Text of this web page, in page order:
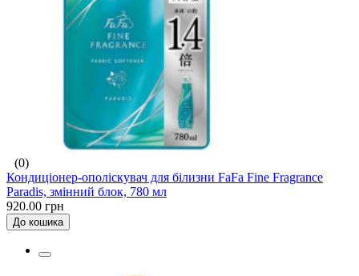
(0)
Кондиціонер-ополіскувач для білизни FaFa Fine Fragrance
Paradis, змінний блок, 780 мл
920.00 грн
До кошика